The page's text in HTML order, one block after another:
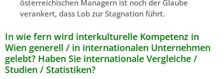
österreichischen Managern ist noch der Glaube
verankert, dass Lob zur Stagnation führt.
In wie fern wird interkulturelle Kompetenz in
Wien generell / in internationalen Unternehmen
gelebt? Haben Sie internationale Vergleiche /
Studien / Statistiken?